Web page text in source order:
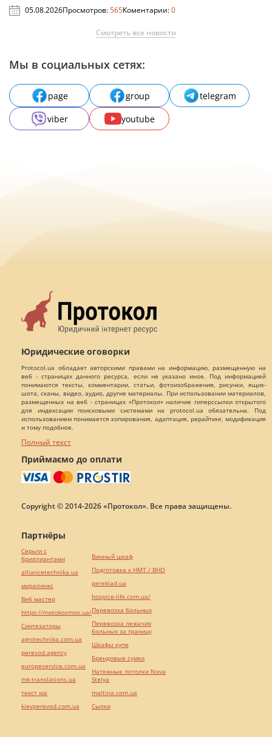
05.08.2026Просмотров:565Коментарии:0
Смотреть все новости
Мы в социальных сетях:
page group
telegram
viber
youtube
Юридические оговорки
Protocol.ua обладает авторскими правами на информацию, размещенную на
веб - страницах данного ресурса, если не указано иное. Под информацией
понимаются тексты, комментарии, статьи, фотоизображения, рисунки, ящик-
шота, сканы, видео, аудио, другие материалы. При использовании материалов,
размещенных на веб - страницах «Протокол» наличие гиперссылки открытого
для индексации поисковыми системами на protocol.ua обязательна. Под
использованием понимается копирования, адаптация, рерайтинг, модификация
и тому подобное.
Полный текст
Приймаємо до оплати
Copyright © 2014-2026 «Протокол». Все права защищены.
Партнёры
Серьги с
бриллиантами
alliancetechnika.ua
миралинкс
Веб мастер
https://motokosmos.ua/
Синтезаторы
agrotechnika.com.ua
perevod.agency
europeservice.com.ua
mk-translations.ua
текст юа
kievperevod.com.ua
Винный шкаф
Подготовка к НМТ / ВНО
pereklad.ua
hospice-life.com.ua/
Перевозка больных
Перевозка лежачих
больных за границу
Шкафы купе
Брендовые сумки
Натяжные потолки Nova
Stelya
maltina.com.ua
Cылки